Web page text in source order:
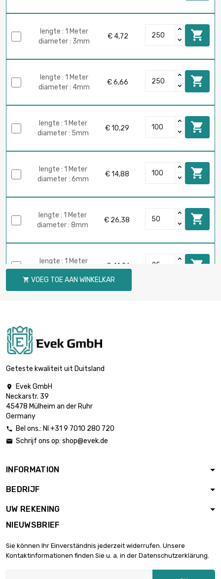
lengte : 1 Meter
diameter : 3mm
€ 4,72 
lengte : 1 Meter
diameter : 4mm
€ 6,66 
lengte : 1 Meter
diameter : 5mm
€ 10,29 
lengte : 1 Meter
diameter : 6mm
€ 14,88 
lengte : 1 Meter
diameter : 8mm
€ 26,38 
lengte : 1 Meter
diameter : 10mm
€ 41,26 
lengte : 1 Meter
diameter : 15mm
lengte : 1 Meter
diameter : 18mm
€ 72,96
 VOEG TOE AAN WINKELKAR
Geteste kwaliteit uit Duitsland

Evek GmbH
Neckarstr. 39
45478 Mülheim an der Ruhr
Germany
 Bel ons.: Nl +31 9 7010 280 720
 Schrijf ons op: shop@evek.de
INFORMATION
BEDRIJF
UW REKENING
NIEUWSBRIEF
Sie können Ihr Einverständnis jederzeit widerrufen. Unsere
Kontaktinformationen finden Sie u. a. in der Datenschutzerklärung.